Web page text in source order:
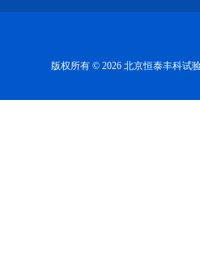
版权所有 © 2026 北京恒泰丰科试